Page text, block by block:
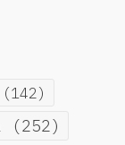
(142)
(252)